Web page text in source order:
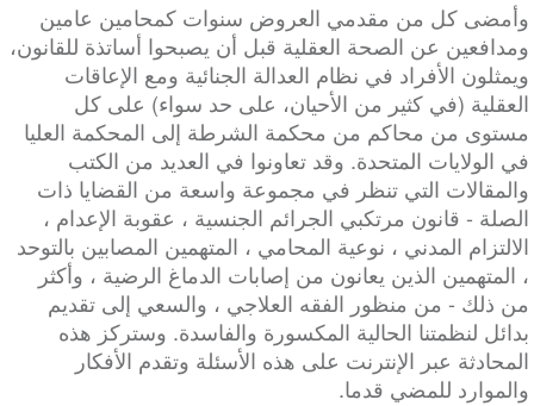
وأمضى كل من مقدمي العروض سنوات كمحامين عامين
ومدافعين عن الصحة العقلية قبل أن يصبحوا أساتذة للقانون،
ويمثلون الأفراد في نظام العدالة الجنائية ومع الإعاقات
العقلية (في كثير من الأحيان، على حد سواء) على كل
مستوى من محاكم من محكمة الشرطة إلى المحكمة العليا
في الولايات المتحدة. وقد تعاونوا في العديد من الكتب
والمقالات التي تنظر في مجموعة واسعة من القضايا ذات
الصلة - قانون مرتكبي الجرائم الجنسية ، عقوبة الإعدام ،
الالتزام المدني ، نوعية المحامي ، المتهمين المصابين بالتوحد
، المتهمين الذين يعانون من إصابات الدماغ الرضية ، وأكثر
من ذلك - من منظور الفقه العلاجي ، والسعي إلى تقديم
بدائل لنظمتنا الحالية المكسورة والفاسدة. وستركز هذه
المحادثة عبر الإنترنت على هذه الأسئلة وتقدم الأفكار
والموارد للمضي قدما.